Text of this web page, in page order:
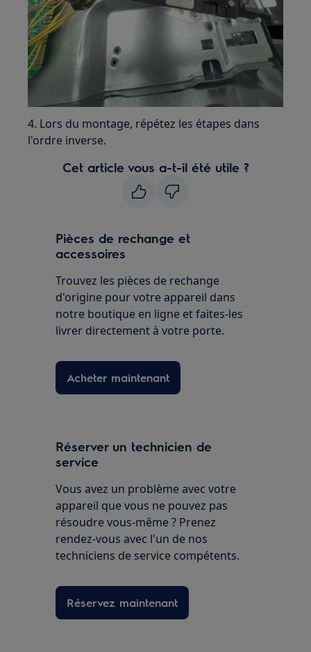
4. Lors du montage, répétez les étapes dans
l'ordre inverse.
Cet article vous a-t-il été utile ?
Pièces de rechange et
accessoires
Trouvez les pièces de rechange
d'origine pour votre appareil dans
notre boutique en ligne et faites-les
livrer directement à votre porte.
Acheter maintenant
Réserver un technicien de
service
Vous avez un problème avec votre
appareil que vous ne pouvez pas
résoudre vous-même ? Prenez
rendez-vous avec l'un de nos
techniciens de service compétents.
Réservez maintenant